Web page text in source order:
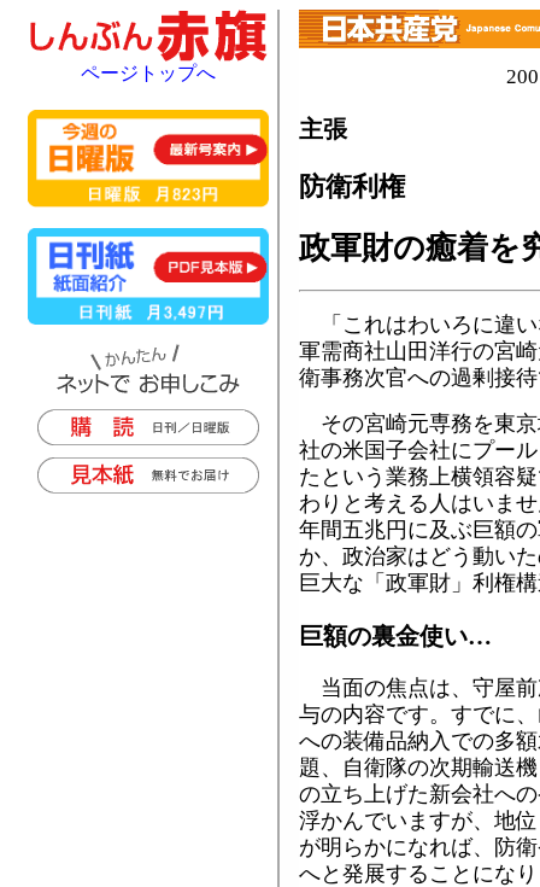
主張
防衛利権
政軍財の癒着を
「これはわいろに違
軍需商社山田洋行の宮
衛事務次官への過剰接
その宮崎元専務を東
社の米国子会社にプー
たという業務上横領容
わりと考える人はいま
年間五兆円に及ぶ巨額
か、政治家はどう動い
巨大な「政軍財」利権
巨額の裏金使い…
当面の焦点は、守屋
与の内容です。すでに
への装備品納入での多
題、自衛隊の次期輸送
の立ち上げた新会社へ
浮かんでいますが、地
が明らかになれば、防
へと発展することにな
ページトップへ